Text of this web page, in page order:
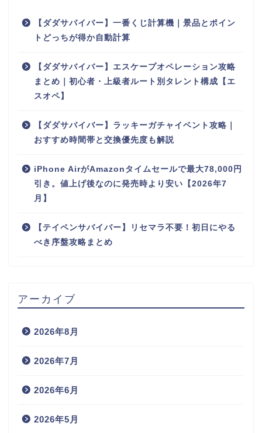
【ダダサバイバー】一番くじ計算機｜景品とポイン
トどっちが得か自動計算
【ダダサバイバー】エスケープオペレーション攻略
まとめ｜初心者・上級者ルート別タレント構成【エ
スオペ】
【ダダサバイバー】ラッキーガチャイベント攻略｜
おすすめ時間帯と交換優先度も解説
iPhone AirがAmazonタイムセールで最大78,000円
引き。値上げ後なのに発売時より安い【2026年7
月】
【テイペンサバイバー】リセマラ不要！初日にやる
べき序盤攻略まとめ
アーカイブ
2026年8月
2026年7月
2026年6月
2026年5月